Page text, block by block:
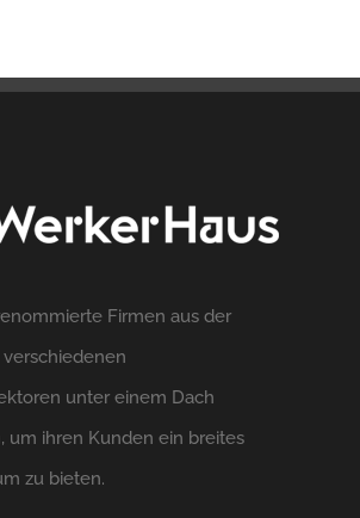
Firmen aus der
unter einem Dach
um ihren Kunden ein breites
zu bieten.